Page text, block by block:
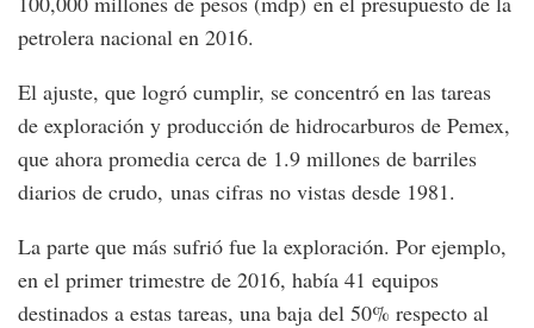
petrolera nacional en 2016.
El ajuste, que logró cumplir, se concentró en las tareas
de exploración y producción de hidrocarburos de Pemex,
que ahora promedia cerca de 1.9 millones de barriles
diarios de crudo, unas cifras no vistas desde 1981.
La parte que más sufrió fue la exploración. Por ejemplo,
en el primer trimestre de 2016, había 41 equipos
destinados a estas tareas, una baja del 50% respecto al